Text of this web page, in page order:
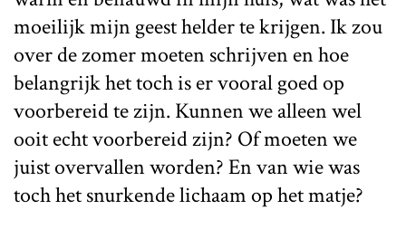
moeilijk mijn geest helder te krijgen. Ik zou
over de zomer moeten schrijven en hoe
belangrijk het toch is er vooral goed op
voorbereid te zijn. Kunnen we alleen wel
ooit echt voorbereid zijn? Of moeten we
juist overvallen worden? En van wie was
toch het snurkende lichaam op het matje?